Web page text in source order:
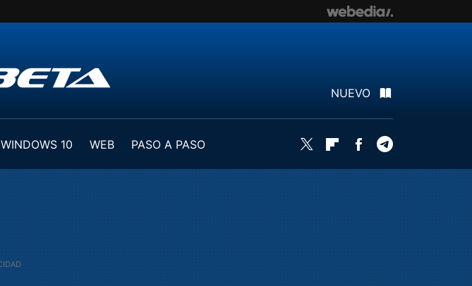
NUEVO
WINDOWS 10 WEB
PASO A PASO
Twitter FlipboardFacebook